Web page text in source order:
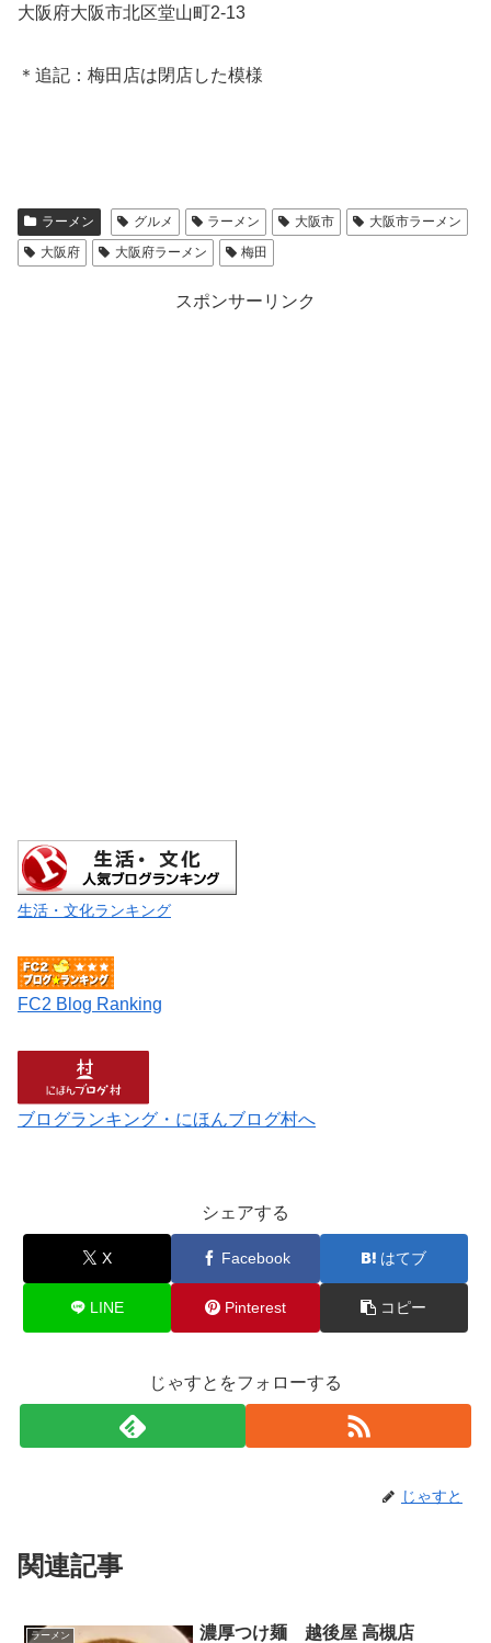
大阪府大阪市北区堂山町2-13
＊追記：梅田店は閉店した模様
ラーメン グルメ ラーメン 大阪市
大阪市ラーメン
大阪府
大阪府ラーメン 梅田
スポンサーリンク
生活・文化ランキング
FC2 Blog Ranking
ブログランキング・にほんブログ村へ
シェアする
X Facebook はてブ
LINE Pinterest コピー
じゃすとをフォローする
じゃすと
関連記事
ラーメン 濃厚つけ麺 越後屋 高槻店